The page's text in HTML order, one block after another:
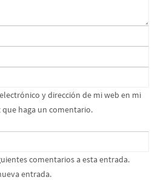
y dirección de mi web en mi
haga un comentario.
comentarios a esta entrada.
entrada.